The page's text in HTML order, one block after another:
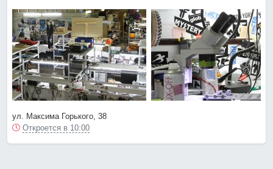
ул. Максима Горького, 38
Откроется в 10:00